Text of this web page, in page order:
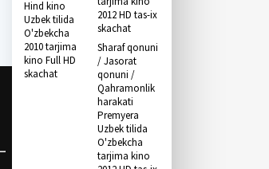
Hind kino
Uzbek tilida
O'zbekcha
2010 tarjima
kino Full HD
skachat
Sharaf qonuni
/ Jasorat
qonuni /
Qahramonlik
harakati
Premyera
Uzbek tilida
O'zbekcha
tarjima kino